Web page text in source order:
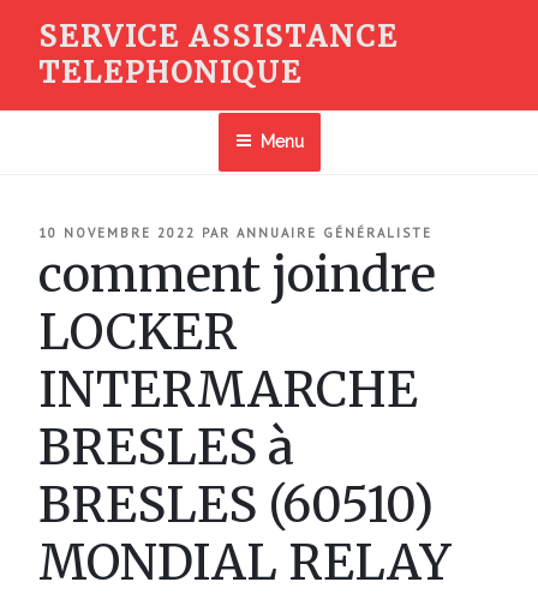
contenu
SERVICE ASSISTANCE
TELEPHONIQUE
Menu
PUBLIÉ
10 NOVEMBRE 2022 PAR ANNUAIRE GÉNÉRALISTE
comment joindre
LOCKER
INTERMARCHE
BRESLES à
BRESLES (60510)
MONDIAL RELAY